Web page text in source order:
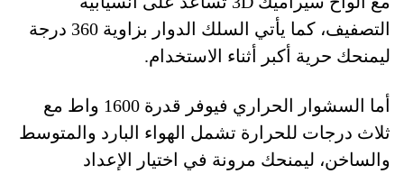
التصفيف، كما يأتي السلك الدوار بزاوية 360 درجة
ليمنحك حرية أكبر أثناء الاستخدام.
أما السشوار الحراري فيوفر قدرة 1600 واط مع
ثلاث درجات للحرارة تشمل الهواء البارد والمتوسط
والساخن، ليمنحك مرونة في اختيار الإعداد